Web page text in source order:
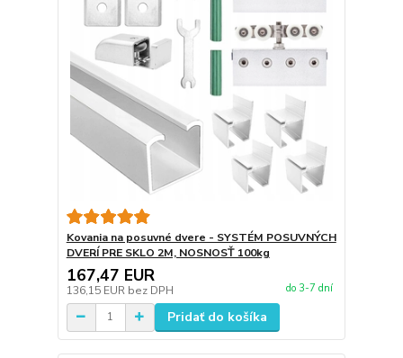
Kovania na posuvné dvere - SYSTÉM POSUVNÝCH
DVERÍ PRE SKLO 2M, NOSNOSŤ 100kg
167,47 EUR
136,15 EUR bez DPH do 3-7 dní
Pridať do košíka